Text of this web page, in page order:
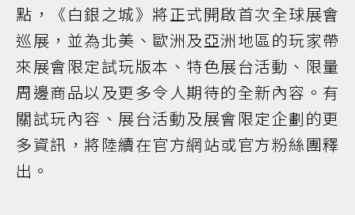
點，《白銀之城》將正式開啟首次全球展會
巡展，並為北美、歐洲及亞洲地區的玩家帶
來展會限定試玩版本、特色展台活動、限量
周邊商品以及更多令人期待的全新內容。有
關試玩內容、展台活動及展會限定企劃的更
多資訊，將陸續在官方網站或官方粉絲團釋
出。